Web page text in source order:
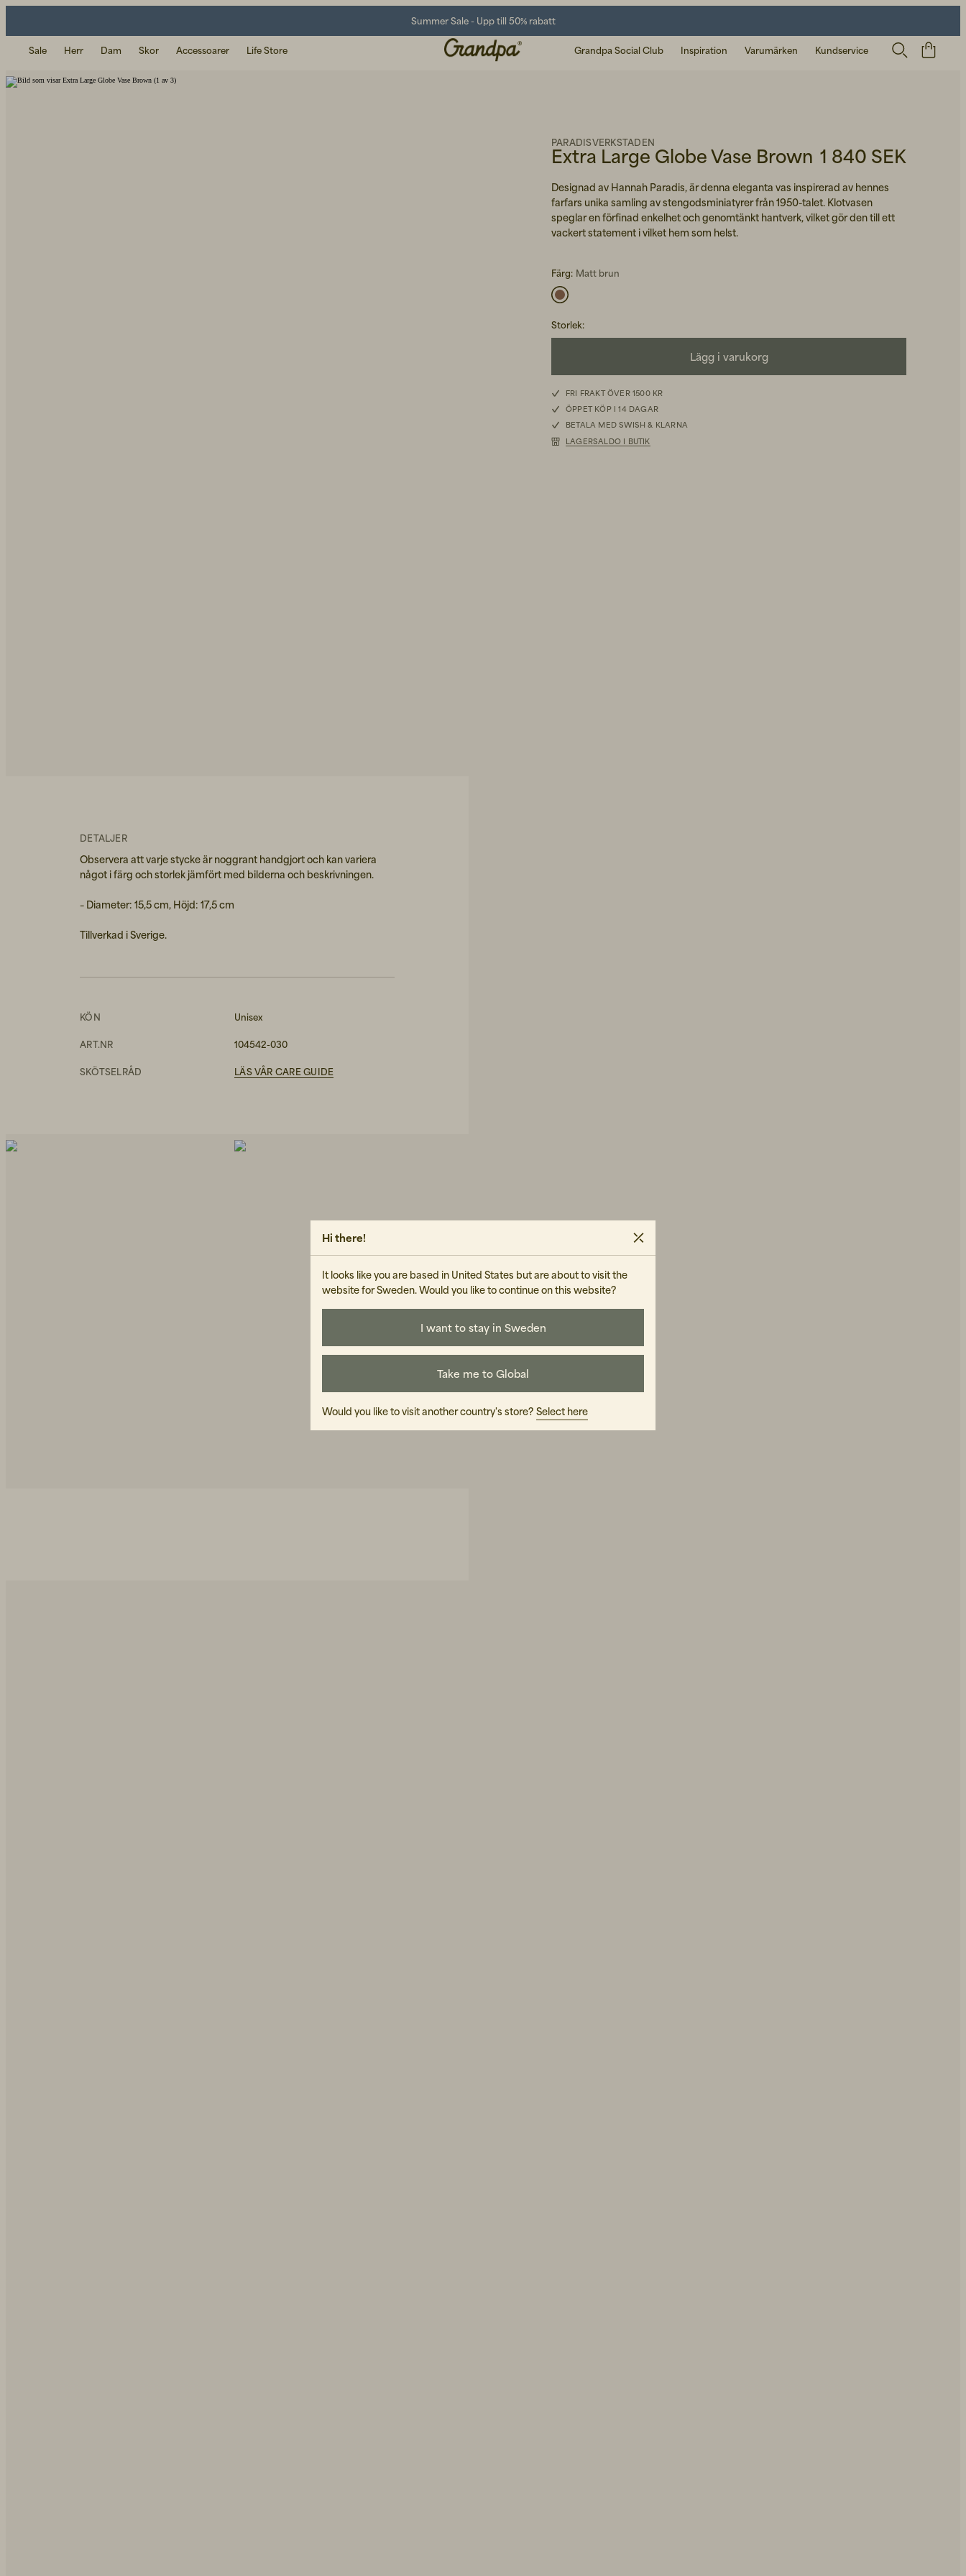
Summer Sale - Upp till 50% rabatt
Sale Herr Dam Skor Accessoarer Life Store Grandpa Social Club Inspiration Varumärken Kundservice
Extra Large Globe Vase Brown
PARADISVERKSTADEN
1 840 SEK
Designad av Hannah Paradis, är denna eleganta vas inspirerad av hennes
farfars unika samling av stengodsminiatyrer från 1950-talet. Klotvasen
speglar en förfinad enkelhet och genomtänkt hantverk, vilket gör den till ett
vackert statement i vilket hem som helst.
Färg: Matt brun
Storlek:
Lägg i varukorg
FRI FRAKT ÖVER 1500 KR
ÖPPET KÖP I 14 DAGAR
BETALA MED SWISH & KLARNA
LAGERSALDO I BUTIK
DETALJER
Observera att varje stycke är noggrant handgjort och kan variera
något i färg och storlek jämfört med bilderna och beskrivningen.
– Diameter: 15,5 cm, Höjd: 17,5 cm
Tillverkad i Sverige.
KÖN Unisex
ART.NR 104542-030
SKÖTSELRÅD LÄS VÅR CARE GUIDE
Hi there!
It looks like you are based in United States but are about to visit the
website for Sweden. Would you like to continue on this website?
I want to stay in Sweden
Take me to Global
Would you like to visit another country's store? Select here